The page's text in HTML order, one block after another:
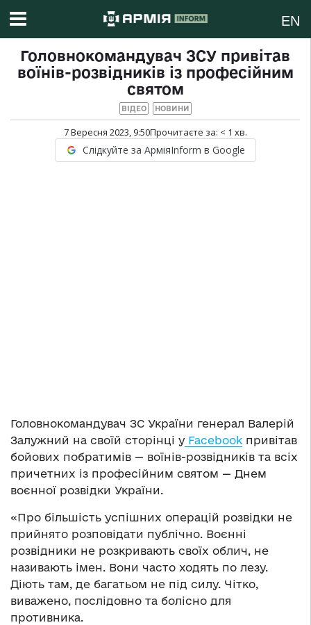
EN
Головнокомандувач ЗСУ привітав
воїнів-розвідників із професійним
святом
ВІДЕО НОВИНИ
7 Вересня 2023, 9:50Прочитаєте за: < 1 хв.
Слідкуйте за АрміяInform в Google
Головнокомандувач ЗС України генерал Валерій
Залужний на своїй сторінці у Facebook привітав
бойових побратимів — воїнів-розвідників та всіх
причетних із професійним святом — Днем
воєнної розвідки України.
«Про більшість успішних операцій розвідки не
прийнято розповідати публічно. Воєнні
розвідники не розкривають своїх облич, не
називають імен. Вони часто ходять по лезу.
Діють там, де багатьом не під силу. Чітко,
виважено, послідовно та болісно для
противника.